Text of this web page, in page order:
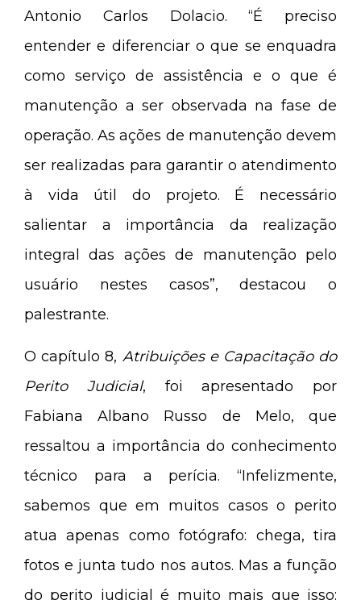
Antonio Carlos Dolacio. “É preciso
entender e diferenciar o que se enquadra
como serviço de assistência e o que é
manutenção a ser observada na fase de
operação. As ações de manutenção devem
ser realizadas para garantir o atendimento
à vida útil do projeto. É necessário
salientar a importância da realização
integral das ações de manutenção pelo
usuário nestes casos”, destacou o
palestrante.
O capítulo 8, Atribuições e Capacitação do
Perito Judicial, foi apresentado por
Fabiana Albano Russo de Melo, que
ressaltou a importância do conhecimento
técnico para a perícia. “Infelizmente,
sabemos que em muitos casos o perito
atua apenas como fotógrafo: chega, tira
fotos e junta tudo nos autos. Mas a função
do perito judicial é muito mais que isso: